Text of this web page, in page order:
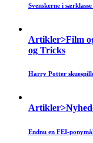
Svenskerne i
Artikler>Film
og Tricks
Harry Potter
Endnu en FEI-